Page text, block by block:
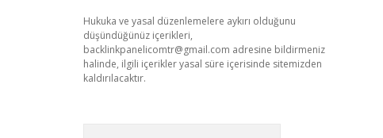
Hukuka ve yasal düzenlemelere aykırı olduğunu
düşündüğünüz içerikleri,
backlinkpanelicomtr@gmail.com adresine bildirmeniz
halinde, ilgili içerikler yasal süre içerisinde sitemizden
kaldırılacaktır.